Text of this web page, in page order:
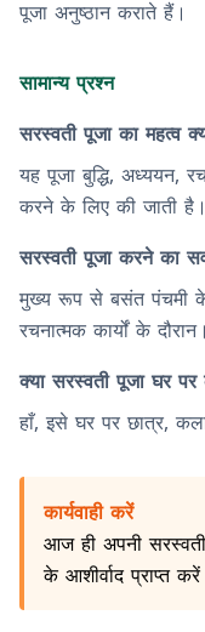
पूजा अनुष्ठान कराते हैं।
सामान्य प्रश्न
सरस्वती पूजा का महत्व
यह पूजा बुद्धि, अध्ययन,
करने के लिए की जाती है।
सरस्वती पूजा करने का
मुख्य रूप से बसंत पंचमी के
रचनात्मक कार्यों के दौरान।
क्या सरस्वती पूजा घर
हाँ, इसे घर पर छात्र,
कार्यवाही करें
आज ही अपनी
के आशीर्वाद प्राप्त